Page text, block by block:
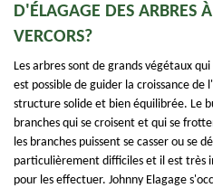
D'ÉLAGAGE DES ARBRES
VERCORS?
Les arbres sont de grands végétaux
est possible de guider la croissance de
structure solide et bien équilibrée. Le
branches qui se croisent et qui se
les branches puissent se casser ou se
particulièrement difficiles et il est très
pour les effectuer. Johnny Elagage